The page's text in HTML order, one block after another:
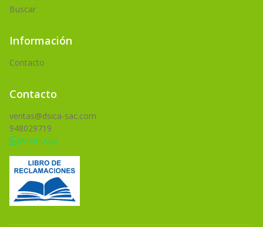
Buscar
Información
Contacto
Contacto
ventas@dsica-sac.com
948029719
WhatsApp